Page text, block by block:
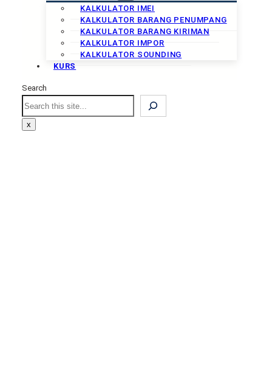
KALKULATOR IMEI
KALKULATOR BARANG PENUMPANG
KALKULATOR BARANG KIRIMAN
KALKULATOR IMPOR
KALKULATOR SOUNDING
KURS
Search
Search
x